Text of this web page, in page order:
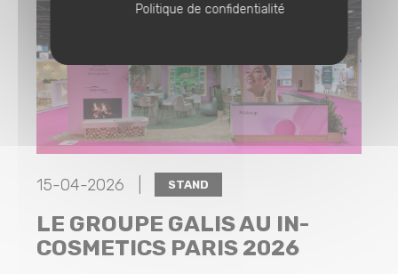
15-04-2026 | STAND
LE GROUPE GALIS AU IN-
COSMETICS PARIS 2026
Politique de confidentialité